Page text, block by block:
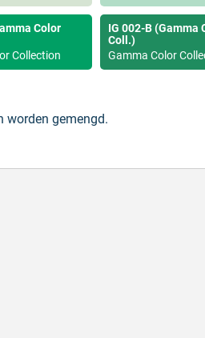
Color
Collection
IG 002-B (Gamma
Coll.)
Gamma Color
worden gemengd.